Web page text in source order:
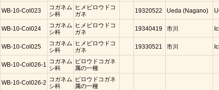
WB-10-Col023
コガネム
シ科
ヒメビロウドコ
ガネ
19320522 Ueda (Nagano)
WB-10-Col024
コガネム
シ科
ヒメビロウドコ
ガネ
19340419 市川
WB-10-Col025
コガネム
シ科
ヒメビロウドコ
ガネ
19330521 市川
WB-10-Col026-1 コガネム
シ科
ビロウドコガネ
属の一種
WB-10-Col026-2 コガネム
シ科
ビロウドコガネ
属の一種